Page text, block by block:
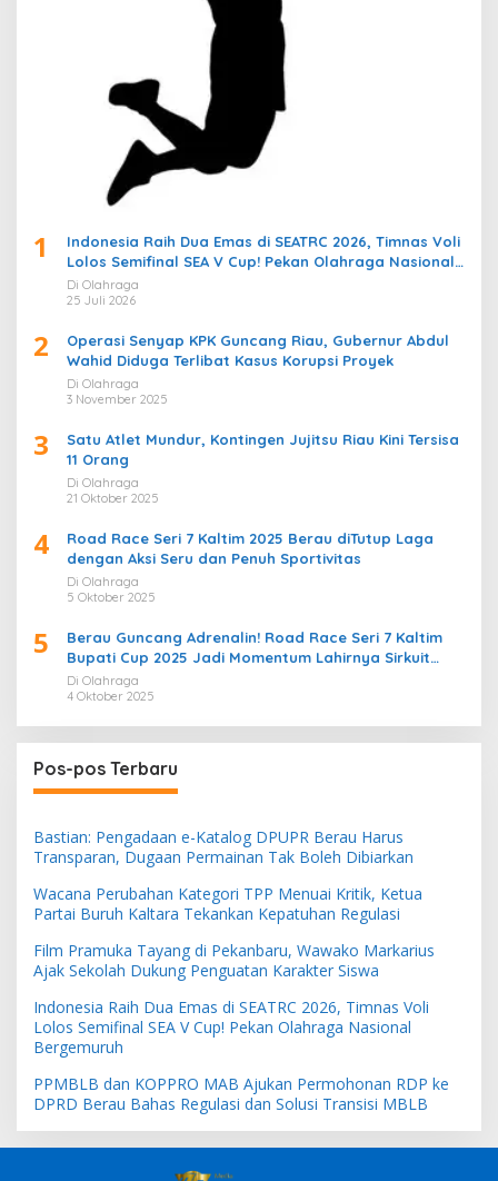
1
Indonesia Raih Dua Emas di SEATRC 2026, Timnas Voli
Lolos Semifinal SEA V Cup! Pekan Olahraga Nasional
Bergemuruh
Di Olahraga
25 Juli 2026
2
Operasi Senyap KPK Guncang Riau, Gubernur Abdul
Wahid Diduga Terlibat Kasus Korupsi Proyek
Di Olahraga
3 November 2025
3
Satu Atlet Mundur, Kontingen Jujitsu Riau Kini Tersisa
11 Orang
Di Olahraga
21 Oktober 2025
4
Road Race Seri 7 Kaltim 2025 Berau diTutup Laga
dengan Aksi Seru dan Penuh Sportivitas
Di Olahraga
5 Oktober 2025
5
Berau Guncang Adrenalin! Road Race Seri 7 Kaltim
Bupati Cup 2025 Jadi Momentum Lahirnya Sirkuit
Permanen 2026
Di Olahraga
4 Oktober 2025
Pos-pos Terbaru
Bastian: Pengadaan e-Katalog DPUPR Berau Harus
Transparan, Dugaan Permainan Tak Boleh Dibiarkan
Wacana Perubahan Kategori TPP Menuai Kritik, Ketua
Partai Buruh Kaltara Tekankan Kepatuhan Regulasi
Film Pramuka Tayang di Pekanbaru, Wawako Markarius
Ajak Sekolah Dukung Penguatan Karakter Siswa
Indonesia Raih Dua Emas di SEATRC 2026, Timnas Voli
Lolos Semifinal SEA V Cup! Pekan Olahraga Nasional
Bergemuruh
PPMBLB dan KOPPRO MAB Ajukan Permohonan RDP ke
DPRD Berau Bahas Regulasi dan Solusi Transisi MBLB